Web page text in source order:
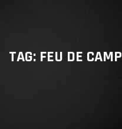
TAG: FEU DE CAMP